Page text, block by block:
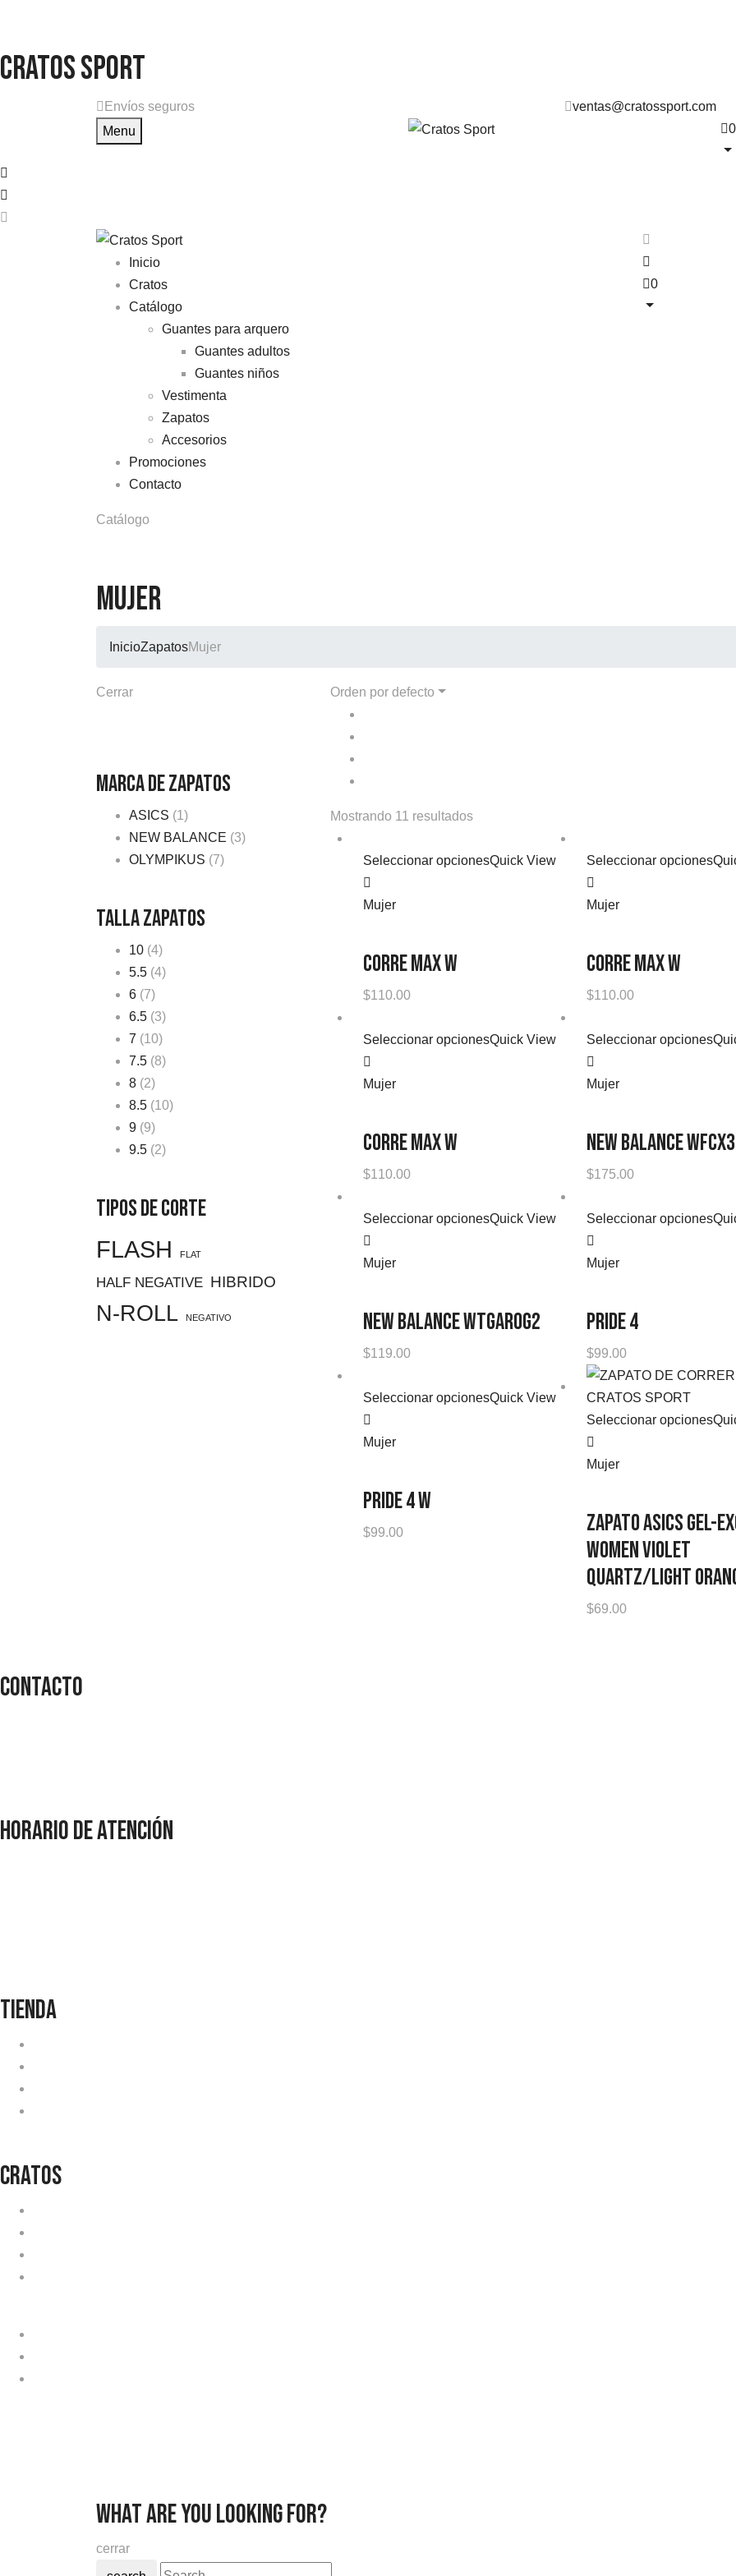
Cratos Sport
Envíos seguros
ventas@cratossport.com
Menu
0
Inicio
Cratos
Catálogo
Guantes para arquero
Guantes adultos
Guantes niños
Vestimenta
Zapatos
Accesorios
Promociones
Contacto
0
Catálogo
Mujer
InicioZapatosMujer
Cerrar
Marca de Zapatos
ASICS (1)
NEW BALANCE (3)
OLYMPIKUS (7)
Talla zapatos
10 (4)
5.5 (4)
6 (7)
6.5 (3)
7 (10)
7.5 (8)
8 (2)
8.5 (10)
9 (9)
9.5 (2)
Tipos de Corte
FLASH
FLAT
HALF NEGATIVE HIBRIDO
N-ROLL NEGATIVO
Orden por defecto
Mostrando 11 resultados
Seleccionar opcionesQuick View
Mujer
CORRE MAX W
$110.00
Seleccionar opciones
Mujer
CORRE MAX W
$110.00
Seleccionar opcionesQuick View
Mujer
CORRE MAX W
$110.00
Seleccionar opciones
Mujer
NEW BALANCE
$175.00
Seleccionar opcionesQuick View
Mujer
NEW BALANCE WTGAROG2
$119.00
Seleccionar opciones
Mujer
PRIDE 4
$99.00
Seleccionar opcionesQuick View
Mujer
PRIDE 4 W
$99.00
Seleccionar opciones
Mujer
ZAPATO ASICS GEL-
WOMEN VIOLET
QUARTZ/LIGHT
$69.00
CONTACTO
HORARIO DE ATENCIón
TIENDA
CRATOS
what are you looking for?
cerrar